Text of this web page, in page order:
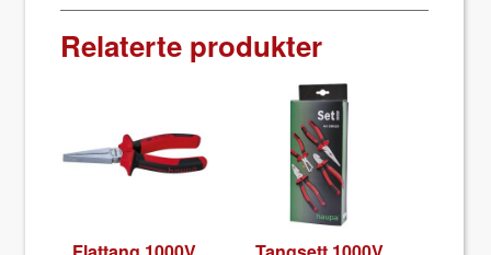
Relaterte produkter